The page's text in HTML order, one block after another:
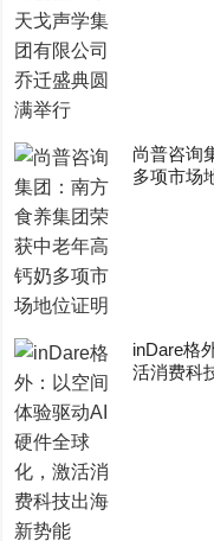
尚普咨询
多项市场
inDare格
活消费科